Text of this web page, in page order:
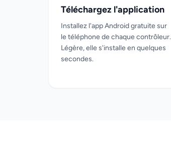
Téléchargez l'application
Installez l'app Android gratuite sur
le téléphone de chaque contrôleur.
Légère, elle s'installe en quelques
secondes.